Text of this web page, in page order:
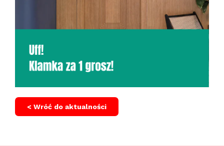
< Wróć do aktualności